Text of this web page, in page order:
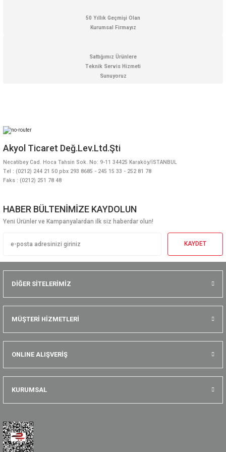
50 Yıllık Geçmişi Olan
Kurumsal Firmayız
Sattığımız Ürünlere
Teknik Servis Hizmeti
Sunuyoruz
Akyol Ticaret Değ.Lev.Ltd.Şti
Necatibey Cad. Hoca Tahsin Sok. No: 9-11 34425 Karaköy/İSTANBUL
Tel : (0212) 244 21 50 pbx 293 8685 - 245 15 33 - 252 81 78
Faks : (0212) 251 78 48
HABER BÜLTENİMİZE KAYDOLUN
Yeni Ürünler ve Kampanyalardan ilk siz haberdar olun!
KAYDET
DİĞER SİTELERİMİZ
MÜŞTERİ HİZMETLERİ
ONLINE ALIŞVERİŞ
KURUMSAL